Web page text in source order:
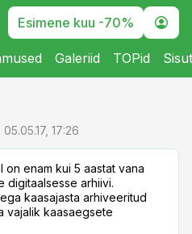
Esimene kuu -70%
Galeriid TOPid
05.05.17, 17:26
on enam kui 5 aastat vana
digitaalsesse arhiivi.
kaasajasta arhiveeritud
vajalik kaasaegsete